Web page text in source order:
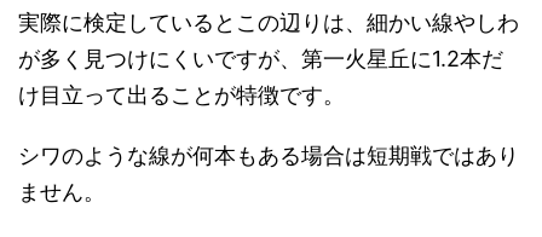
実際に検定しているとこの辺りは、細かい線やしわ
が多く見つけにくいですが、第一火星丘に1.2本だ
け目立って出ることが特徴です。
シワのような線が何本もある場合は短期戦ではあり
ません。